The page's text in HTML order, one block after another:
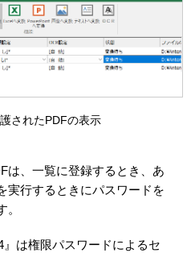
されたPDFの表示
は、一覧に登録するとき、あ
実行するときにパスワードを
は権限パスワードによるセ